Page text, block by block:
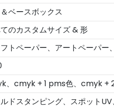
ベースボックス
のカスタムサイズ & 形
トペーパー、アートペーパ
、cmyk + 1 pms色、cmyk +
ドスタンピング、スポット